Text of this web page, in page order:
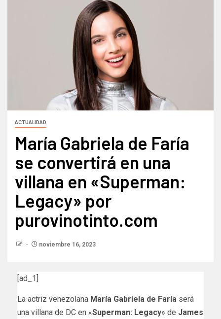
ACTUALIDAD
María Gabriela de Faría
se convertirá en una
villana en «Superman:
Legacy» por
purovinotinto.com
noviembre 16, 2023
[ad_1]
La actriz venezolana María Gabriela de Faría será
una villana de DC en «Superman: Legacy» de James